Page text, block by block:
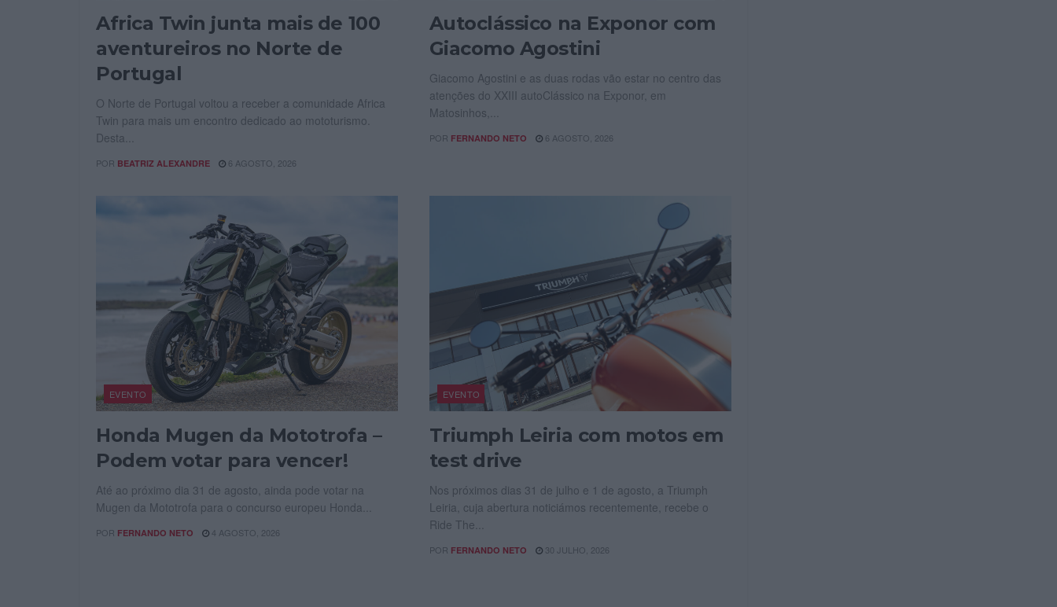
Africa Twin junta mais de 100
aventureiros no Norte de
Portugal
O Norte de Portugal voltou a receber a comunidade Africa
Twin para mais um encontro dedicado ao mototurismo.
Desta...
POR BEATRIZ ALEXANDRE 6 AGOSTO, 2026
Autoclássico na Exponor com
Giacomo Agostini
Giacomo Agostini e as duas rodas vão estar no centro das
atenções do XXIII autoClássico na Exponor, em
Matosinhos,...
POR FERNANDO NETO 6 AGOSTO, 2026
EVENTO
Honda Mugen da Mototrofa –
Podem votar para vencer!
Até ao próximo dia 31 de agosto, ainda pode votar na
Mugen da Mototrofa para o concurso europeu Honda...
POR FERNANDO NETO 4 AGOSTO, 2026
EVENTO
Triumph Leiria com motos em
test drive
Nos próximos dias 31 de julho e 1 de agosto, a Triumph
Leiria, cuja abertura noticiámos recentemente, recebe o
Ride The...
POR FERNANDO NETO 30 JULHO, 2026